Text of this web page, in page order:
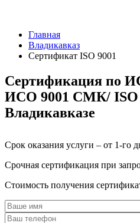
Главная
Владикавказ
Сертификат ISO 9001
Сертификация по
ИСО 9001 СМК/ ISO
Владикавказе
Срок оказания услуги – от 1-го
Срочная сертификация при
Стоимость получения